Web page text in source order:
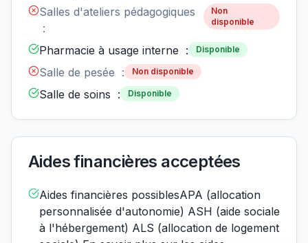
Salles d'ateliers pédagogiques
:
Non
disponible
Pharmacie à usage interne : Disponible
Salle de pesée : Non disponible
Salle de soins : Disponible
Aides financières acceptées
Aides financières possiblesAPA (allocation
personnalisée d'autonomie) ASH (aide sociale
à l'hébergement) ALS (allocation de logement